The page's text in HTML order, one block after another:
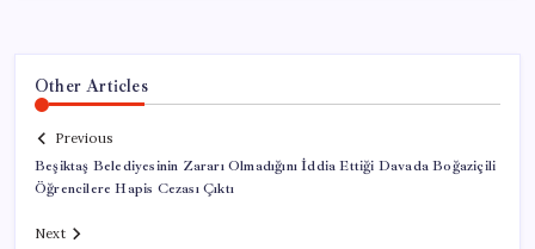
Other Articles
Previous
Beşiktaş Belediyesinin Zararı Olmadığını İddia Ettiği Davada Boğaziçili
Öğrencilere Hapis Cezası Çıktı
Next